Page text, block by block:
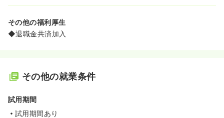
その他の福利厚生
◆退職金共済加入
その他の就業条件
試用期間
試用期間あり